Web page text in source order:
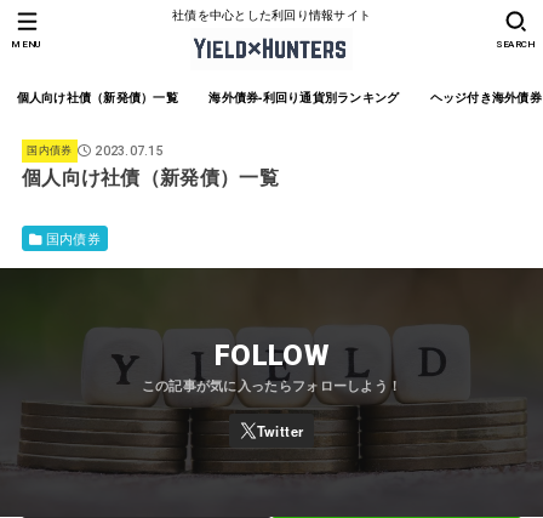
社債を中心とした利回り情報サイト
個人向け社債（新発債）一覧 海外債券-利回り通貨別ランキング ヘッジ付き海外債
SEARCH
MENU
国内債券 2023.07.15
個人向け社債（新発債）一覧
国内債券
FOLLOW